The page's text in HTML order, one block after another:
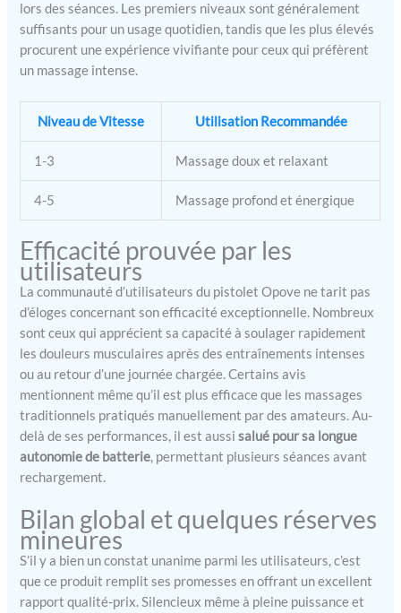
Fabriqué en aluminium de
haute qualité, opove
masseur musculaire équipé
être utilisé pendant 4 à 8
heures sur une seule
charge (en fonction de
l'intensité de massage que
vous utilisez), en même
temps, Charge en
seulement 2,5 heures. 30
automatique.
cachés permettent au
pistolet de massage
musculaire de mieux
dissiper la chaleur et
d'améliorer la durabilité de
l'appareil tout en
empêchant les clients
d'être dérangés par les
odeurs mécaniques
internes pendant
massage ; 6 têtes de
massage ; 1 adaptateur de
chargeur ; 1 manuel
d'utilisation ; 1 sac de
voyage . C'est un cadeau
lors des séances. Les premiers niveaux sont généralement
suffisants pour un usage quotidien, tandis que les plus élevés
procurent une expérience vivifiante pour ceux qui préfèrent
un massage intense.
Niveau de Vitesse Utilisation Recommandée
1-3 Massage doux et relaxant
4-5 Massage profond et énergique
Efficacité prouvée par les
utilisateurs
La communauté d’utilisateurs du pistolet Opove ne tarit pas
d’éloges concernant son efficacité exceptionnelle. Nombreux
sont ceux qui apprécient sa capacité à soulager rapidement
les douleurs musculaires après des entraînements intenses
ou au retour d’une journée chargée. Certains avis
mentionnent même qu’il est plus efficace que les massages
traditionnels pratiqués manuellement par des amateurs. Au-
delà de ses performances, il est aussisalué pour sa longue
autonomie de batterie, permettant plusieurs séances avant
rechargement.
Bilan global et quelques réserves
mineures
S’il y a bien un constat unanime parmi les utilisateurs, c’est
que ce produit remplit ses promesses en offrant un excellent
rapport qualité-prix. Silencieux même à pleine puissance et